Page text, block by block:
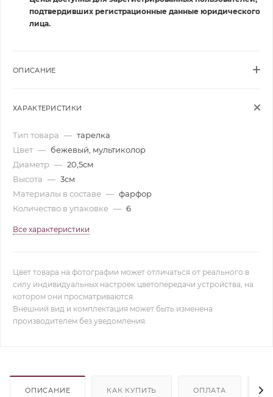
подтвердивших регистрационные данные юридического
лица.
ОПИСАНИЕ
ХАРАКТЕРИСТИКИ
Тип товара — тарелка
Цвет — бежевый, мультиколор
Диаметр — 20,5см
Высота — 3см
Материалы в составе — фарфор
Количество в упаковке — 6
Все характеристики
Цвет товара на фотографии может отличаться от реального в
силу индивидуальных настроек цветопередачи устройства, на
котором они просматриваются.
Внешний вид и комплектация может быть изменена
производителем без уведомления.
ОПИСАНИЕ КАК КУПИТЬ ОПЛАТА